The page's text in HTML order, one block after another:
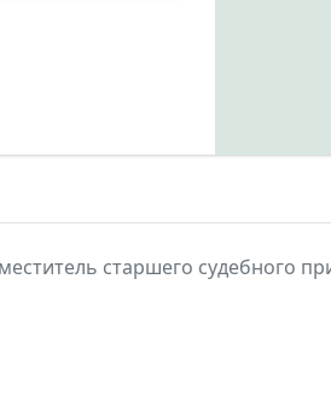
старшего судебного